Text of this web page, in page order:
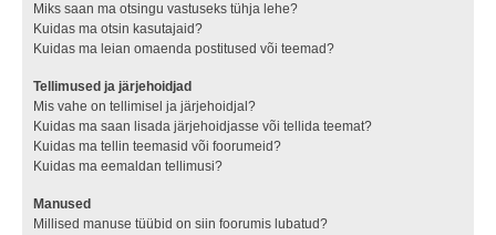
Miks saan ma otsingu vastuseks tühja lehe?
Kuidas ma otsin kasutajaid?
Kuidas ma leian omaenda postitused või teemad?
Tellimused ja järjehoidjad
Mis vahe on tellimisel ja järjehoidjal?
Kuidas ma saan lisada järjehoidjasse või tellida teemat?
Kuidas ma tellin teemasid või foorumeid?
Kuidas ma eemaldan tellimusi?
Manused
Millised manuse tüübid on siin foorumis lubatud?